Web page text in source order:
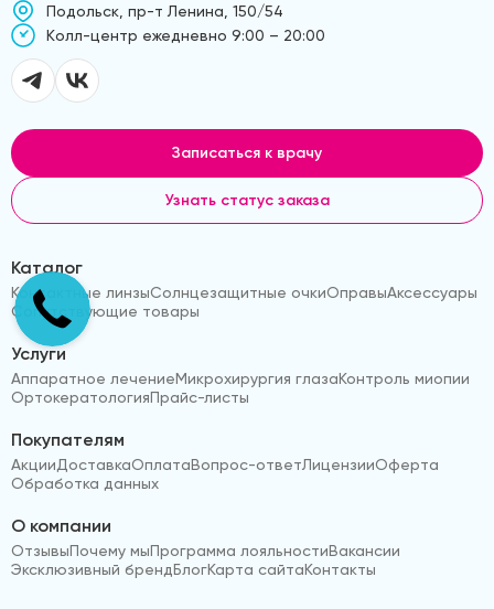
Подольск, пр-т Ленина, 150/54
Kолл-центр ежедневно 9:00 – 20:00
Записаться к врачу
Узнать статус заказа
Каталог
Контактные линзыСолнцезащитные очкиОправыАксессуары
Сопутствующие товары
Услуги
Аппаратное лечениеМикрохирургия глазаКонтроль миопии
ОртокератологияПрайс-листы
Покупателям
АкцииДоставкаОплатаВопрос-ответЛицензииОферта
Обработка данных
О компании
ОтзывыПочему мыПрограмма лояльностиВакансии
Эксклюзивный брендБлогКарта сайтаКонтакты